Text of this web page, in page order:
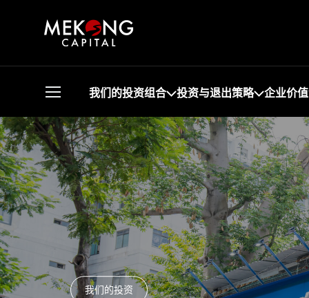
我们的投资组合 投资与退出策略 企业价
我们的投资